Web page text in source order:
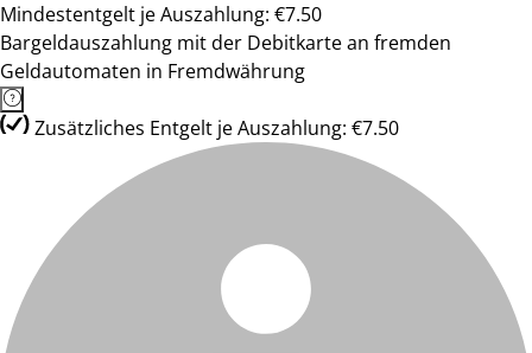
Mindestentgelt je Auszahlung: €7.50
Bargeldauszahlung mit der Debitkarte an fremden
Geldautomaten in Fremdwährung
Zusätzliches Entgelt je Auszahlung: €7.50